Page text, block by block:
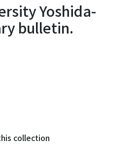
Yoshida-
bulletin.
collection